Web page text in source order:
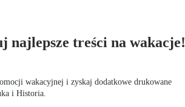
najlepsze treści na wakacje!
wakacyjnej i zyskaj dodatkowe drukowane
i Historia.